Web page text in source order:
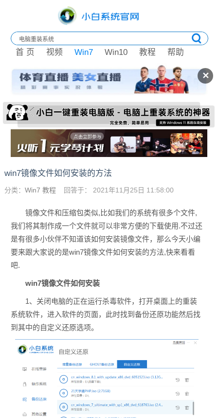
✕
首 页 视频 Win7 Win10 教程 帮助
win7镜像文件如何安装的方法
分类： Win7 教程 回答于： 2021年11月25日 11:58:00
镜像文件和压缩包类似,比如我们的系统有很多个文件,
我们将其制作成一个文件就可以非常方便的下载使用.不过还
是有很多小伙伴不知道该如何安装镜像文件，那么今天小编
要来跟大家说的是win7镜像文件如何安装的方法,快来看看
吧.
win7镜像文件如何安装
1、关闭电脑的正在运行杀毒软件，打开桌面上的重装
系统软件，进入软件的页面，此时找到备份还原功能然后找
到其中的自定义还原选项。